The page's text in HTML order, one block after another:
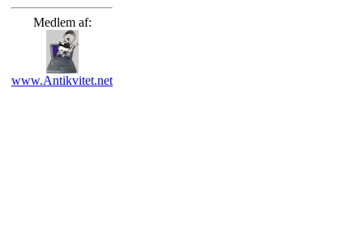
Medlem af:
www.Antikvitet.net